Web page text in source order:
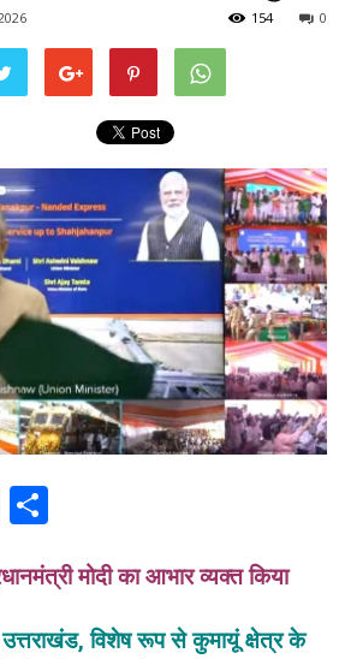
0
154
Email
मोदी का आभार व्यक्त किया
विशेष रूप से कुमायूं क्षेत्र के